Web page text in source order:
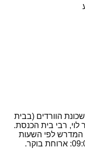
הוורדים (בבית
רבי בית הכנסת.
המדרש לפי השעות